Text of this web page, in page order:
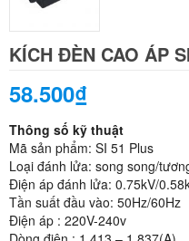
KÍCH ĐÈN CAO ÁP
58.500₫
Thông số kỹ thuật
Mã sản phẩm: SI 51 Plus
Loại đánh lửa: song song/
Điện áp đánh lửa: 0.75kV/
Tần suất đầu vào: 50Hz/60Hz
Điện áp : 220V-240v